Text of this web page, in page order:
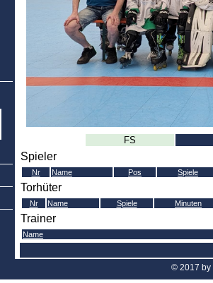
FS
Spieler
Nr Name Pos Spiele
Torhüter
Nr Name Spiele Minuten
Trainer
Name
© 2017 by